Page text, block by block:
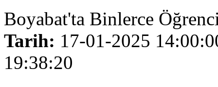
Boyabat'ta Binlerce
Tarih: 17-01-2025
19:38:20